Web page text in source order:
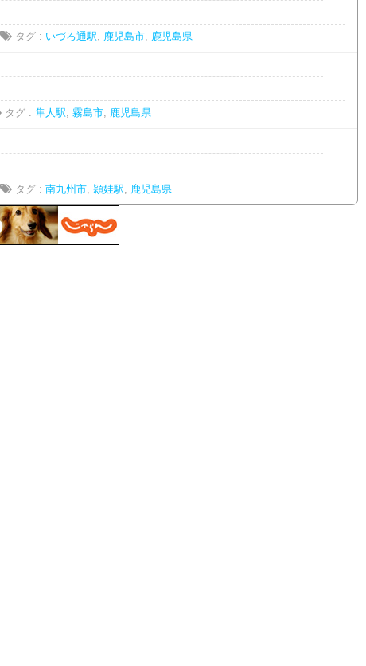
タグ : いづろ通駅 鹿児島市, 鹿児島県
タグ : 隼人駅 霧島市, 鹿児島県
タグ : 南九州市, 頴娃駅 鹿児島県